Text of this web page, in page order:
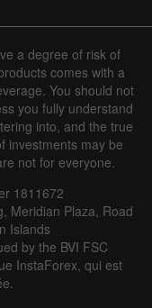
a degree of risk of
comes with a
You should not
you fully understand
into, and the true
investments may be
not for everyone.
1811672
Meridian Plaza, Road
Islands
by the BVI FSC
InstaForex, qui est